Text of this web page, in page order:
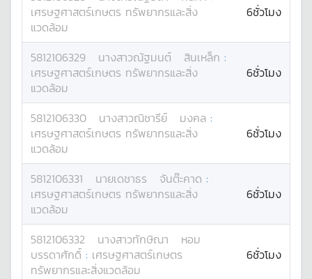
เศรษฐศาสตร์เกษตร ทรัพยากรและสิ่ง
แวดล้อม
6ชั่วโมง
5812106329 นางสาวณัฐมนต์ สินเหล็ก :
เศรษฐศาสตร์เกษตร ทรัพยากรและสิ่ง
แวดล้อม
6ชั่วโมง
5812106330 นางสาวณิชารีย์ มงคล :
เศรษฐศาสตร์เกษตร ทรัพยากรและสิ่ง
แวดล้อม
6ชั่วโมง
5812106331 นายเดชาธร จันต๊ะคาด :
เศรษฐศาสตร์เกษตร ทรัพยากรและสิ่ง
แวดล้อม
6ชั่วโมง
5812106332 นางสาวทักษิณา
หอม
บรรดาศักดิ์ : เศรษฐศาสตร์เกษตร
ทรัพยากรและสิ่งแวดล้อม
6ชั่วโมง